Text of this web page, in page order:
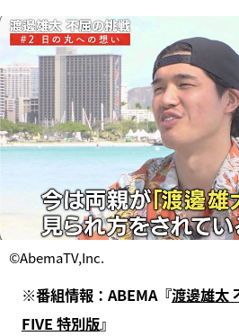
©AbemaTV,Inc.
※番組情報：ABEMA『渡邊雄太
FIVE 特別版』